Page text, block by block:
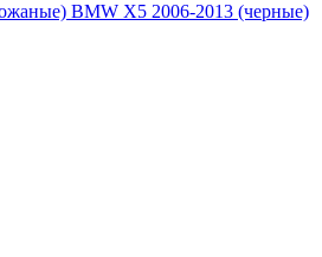
BMW X5 2006-2013 (черные)